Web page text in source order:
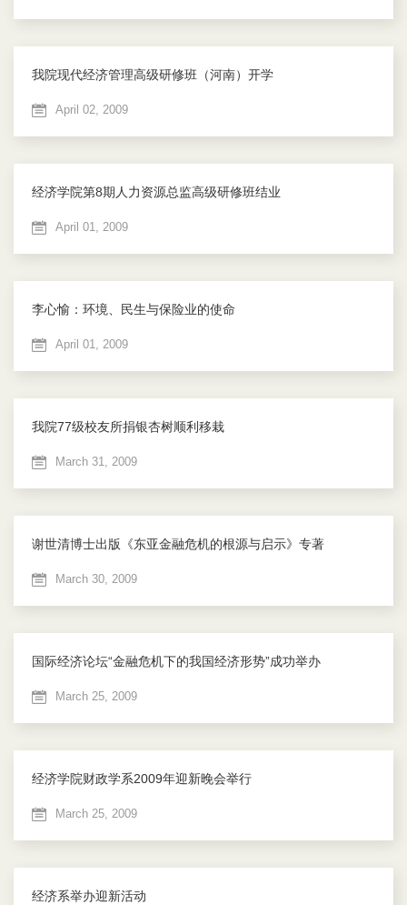
我院现代经济管理高级研修班（河南）开学
April 02, 2009
经济学院第8期人力资源总监高级研修班结业
April 01, 2009
李心愉：环境、民生与保险业的使命
April 01, 2009
我院77级校友所捐银杏树顺利移栽
March 31, 2009
谢世清博士出版《东亚金融危机的根源与启示》专著
March 30, 2009
国际经济论坛“金融危机下的我国经济形势”成功举办
March 25, 2009
经济学院财政学系2009年迎新晚会举行
March 25, 2009
经济系举办迎新活动